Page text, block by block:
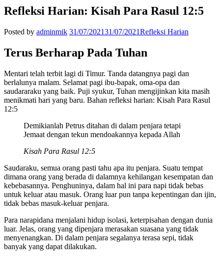
Refleksi Harian: Kisah Para Rasul 12:5
Posted by adminmik 31/07/202131/07/2021Refleksi Harian
Terus Berharap Pada Tuhan
Mentari telah terbit lagi di Timur. Tanda datangnya pagi dan
berlalunya malam. Selamat pagi ibu-bapak, oma-opa dan
saudararaku yang baik. Puji syukur, Tuhan mengijinkan kita masih
menikmati hari yang baru. Bahan refleksi harian: Kisah Para Rasul
12:5
Demikianlah Petrus ditahan di dalam penjara tetapi
Jemaat dengan tekun mendoakannya kepada Allah
Kisah Para Rasul 12:5
Saudaraku, semua orang pasti tahu apa itu penjara. Suatu tempat
dimana orang yang berada di dalamnya kehilangan kesempatan dan
kebebasannya. Penghuninya, dalam hal ini para napi tidak bebas
untuk keluar atau masuk. Orang luar pun tanpa kepentingan dan ijin,
tidak bebas masuk-keluar penjara.
Para narapidana menjalani hidup isolasi, keterpisahan dengan dunia
luar. Jelas, orang yang dipenjara merasakan suasana yang tidak
menyenangkan. Di dalam penjara segalanya terasa sepi, tidak
banyak yang dapat dilakukan.